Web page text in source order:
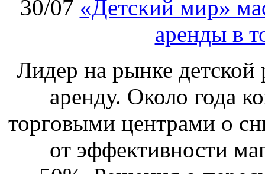
30/07 «Детский мир»
аренды в
Лидер на рынке детской
аренду. Около года
торговыми центрами о
от эффективности